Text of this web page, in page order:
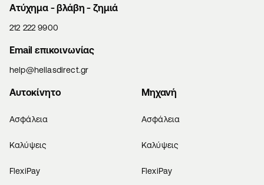
Aτύχημα - βλάβη - ζημιά
212 222 9900
Email επικοινωνίας
help@hellasdirect.gr
Αυτοκίνητο
Ασφάλεια
Καλύψεις
FlexiPay
Μηχανή
Ασφάλεια
Καλύψεις
FlexiPay